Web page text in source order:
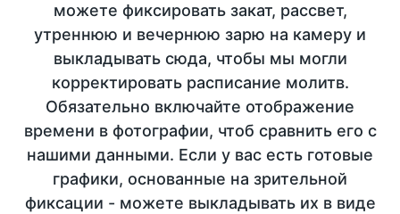
можете фиксировать закат, рассвет,
утреннюю и вечернюю зарю на камеру и
выкладывать сюда, чтобы мы могли
корректировать расписание молитв.
Обязательно включайте отображение
времени в фотографии, чтоб сравнить его с
нашими данными. Если у вас есть готовые
графики, основанные на зрительной
фиксации - можете выкладывать их в виде